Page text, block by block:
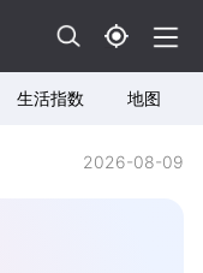
生活指数 地图
2026-08-09